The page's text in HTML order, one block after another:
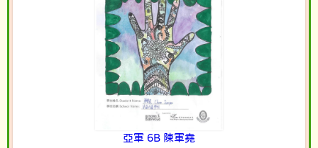
亞軍 6B 陳軍堯